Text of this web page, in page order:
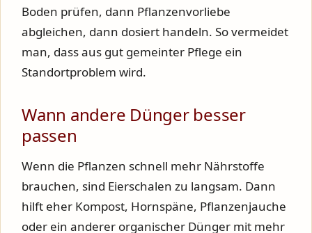
Boden prüfen, dann Pflanzenvorliebe
abgleichen, dann dosiert handeln. So vermeidet
man, dass aus gut gemeinter Pflege ein
Standortproblem wird.
Wann andere Dünger besser
passen
Wenn die Pflanzen schnell mehr Nährstoffe
brauchen, sind Eierschalen zu langsam. Dann
hilft eher Kompost, Hornspäne, Pflanzenjauche
oder ein anderer organischer Dünger mit mehr